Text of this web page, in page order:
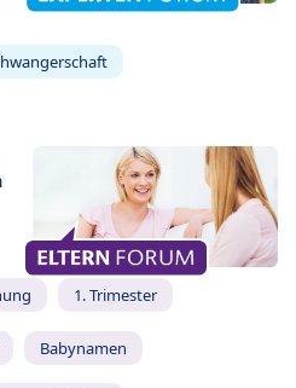
1. Trimester
Babynamen